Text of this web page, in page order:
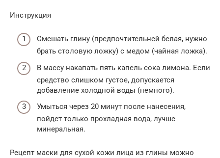
Инструкция
Смешать глину (предпочтительней белая, нужно
брать столовую ложку) с медом (чайная ложка).
В массу накапать пять капель сока лимона. Если
средство слишком густое, допускается
добавление холодной воды (немного).
Умыться через 20 минут после нанесения,
пойдет только прохладная вода, лучше
минеральная.
Рецепт маски для сухой кожи лица из глины можно